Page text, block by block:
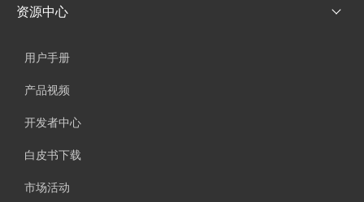
资源中心
用户手册
产品视频
开发者中心
白皮书下载
市场活动